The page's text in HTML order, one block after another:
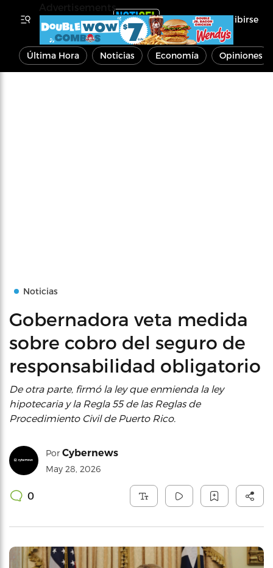
Inscribirse
Última Hora Noticias Economía Opiniones
Noticias
Gobernadora veta medida
sobre cobro del seguro de
responsabilidad obligatorio
De otra parte, firmó la ley que enmienda la ley
hipotecaria y la Regla 55 de las Reglas de
Procedimiento Civil de Puerto Rico.
Por Cybernews
May 28, 2026
0
Advertisements